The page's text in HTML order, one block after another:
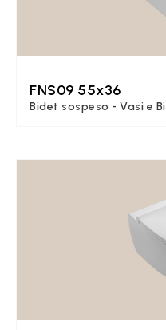
FNS09 55x36
Bidet sospeso - Vasi e